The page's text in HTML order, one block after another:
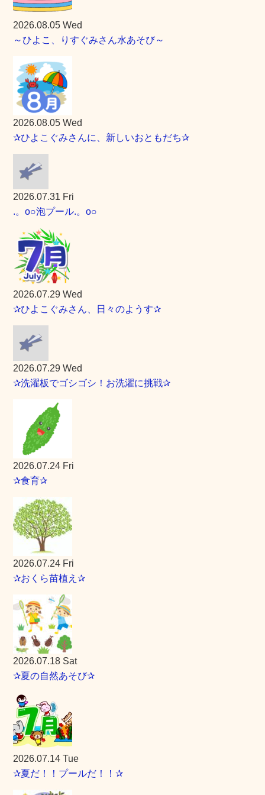
2026.08.05 Wed
～ひよこ、りすぐみさん水あそび～
2026.08.05 Wed
✰ひよこぐみさんに、新しいおともだち✰
2026.07.31 Fri
.。o○泡プール.。o○
2026.07.29 Wed
✰ひよこぐみさん、日々のようす✰
2026.07.29 Wed
✰洗濯板でゴシゴシ！お洗濯に挑戦✰
2026.07.24 Fri
✰食育✰
2026.07.24 Fri
✰おくら苗植え✰
2026.07.18 Sat
✰夏の自然あそび✰
2026.07.14 Tue
✰夏だ！！プールだ！！✰